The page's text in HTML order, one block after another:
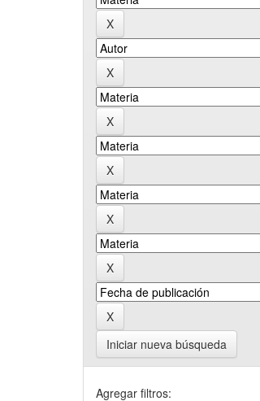
Iniciar nueva búsqueda
Agregar filtros: